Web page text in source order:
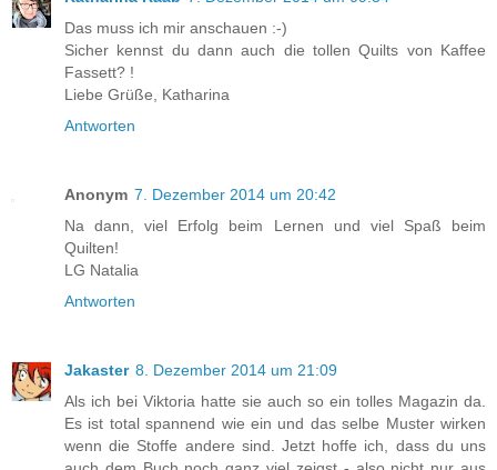
Das muss ich mir anschauen :-)
Sicher kennst du dann auch die tollen Quilts von Kaffee
Fassett? !
Liebe Grüße, Katharina
Antworten
Anonym 7. Dezember 2014 um 20:42
Na dann, viel Erfolg beim Lernen und viel Spaß beim
Quilten!
LG Natalia
Antworten
Jakaster 8. Dezember 2014 um 21:09
Als ich bei Viktoria hatte sie auch so ein tolles Magazin da.
Es ist total spannend wie ein und das selbe Muster wirken
wenn die Stoffe andere sind. Jetzt hoffe ich, dass du uns